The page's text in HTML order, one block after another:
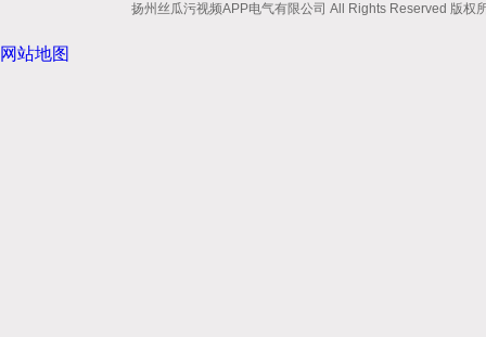
扬州丝瓜污视频APP电气有限公司 All Rights Reserved 版权
网站地图